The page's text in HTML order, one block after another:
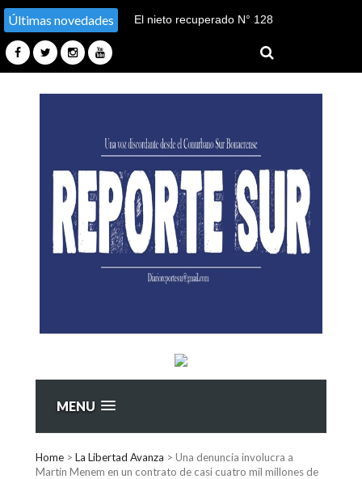
Últimas novedades
El nieto recuperado N° 128
sustracción y sustitución de
identidad en Tucumán
MENU
Home > La Libertad Avanza > Una denuncia involucra a
Martín Menem en un contrato de casi cuatro mil millones de